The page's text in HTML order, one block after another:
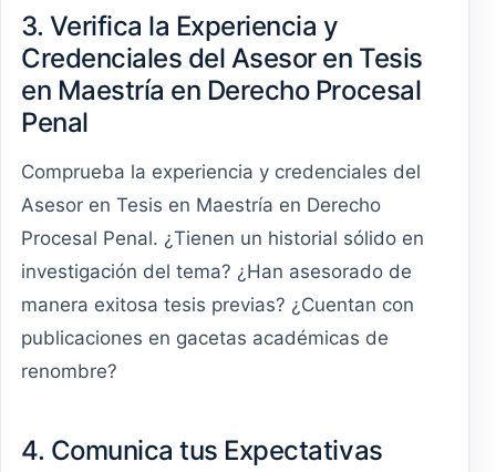
3. Verifica la Experiencia y
Credenciales del Asesor en Tesis
en Maestría en Derecho Procesal
Penal
Comprueba la experiencia y credenciales del
Asesor en Tesis en Maestría en Derecho
Procesal Penal. ¿Tienen un historial sólido en
investigación del tema? ¿Han asesorado de
manera exitosa tesis previas? ¿Cuentan con
publicaciones en gacetas académicas de
renombre?
4. Comunica tus Expectativas